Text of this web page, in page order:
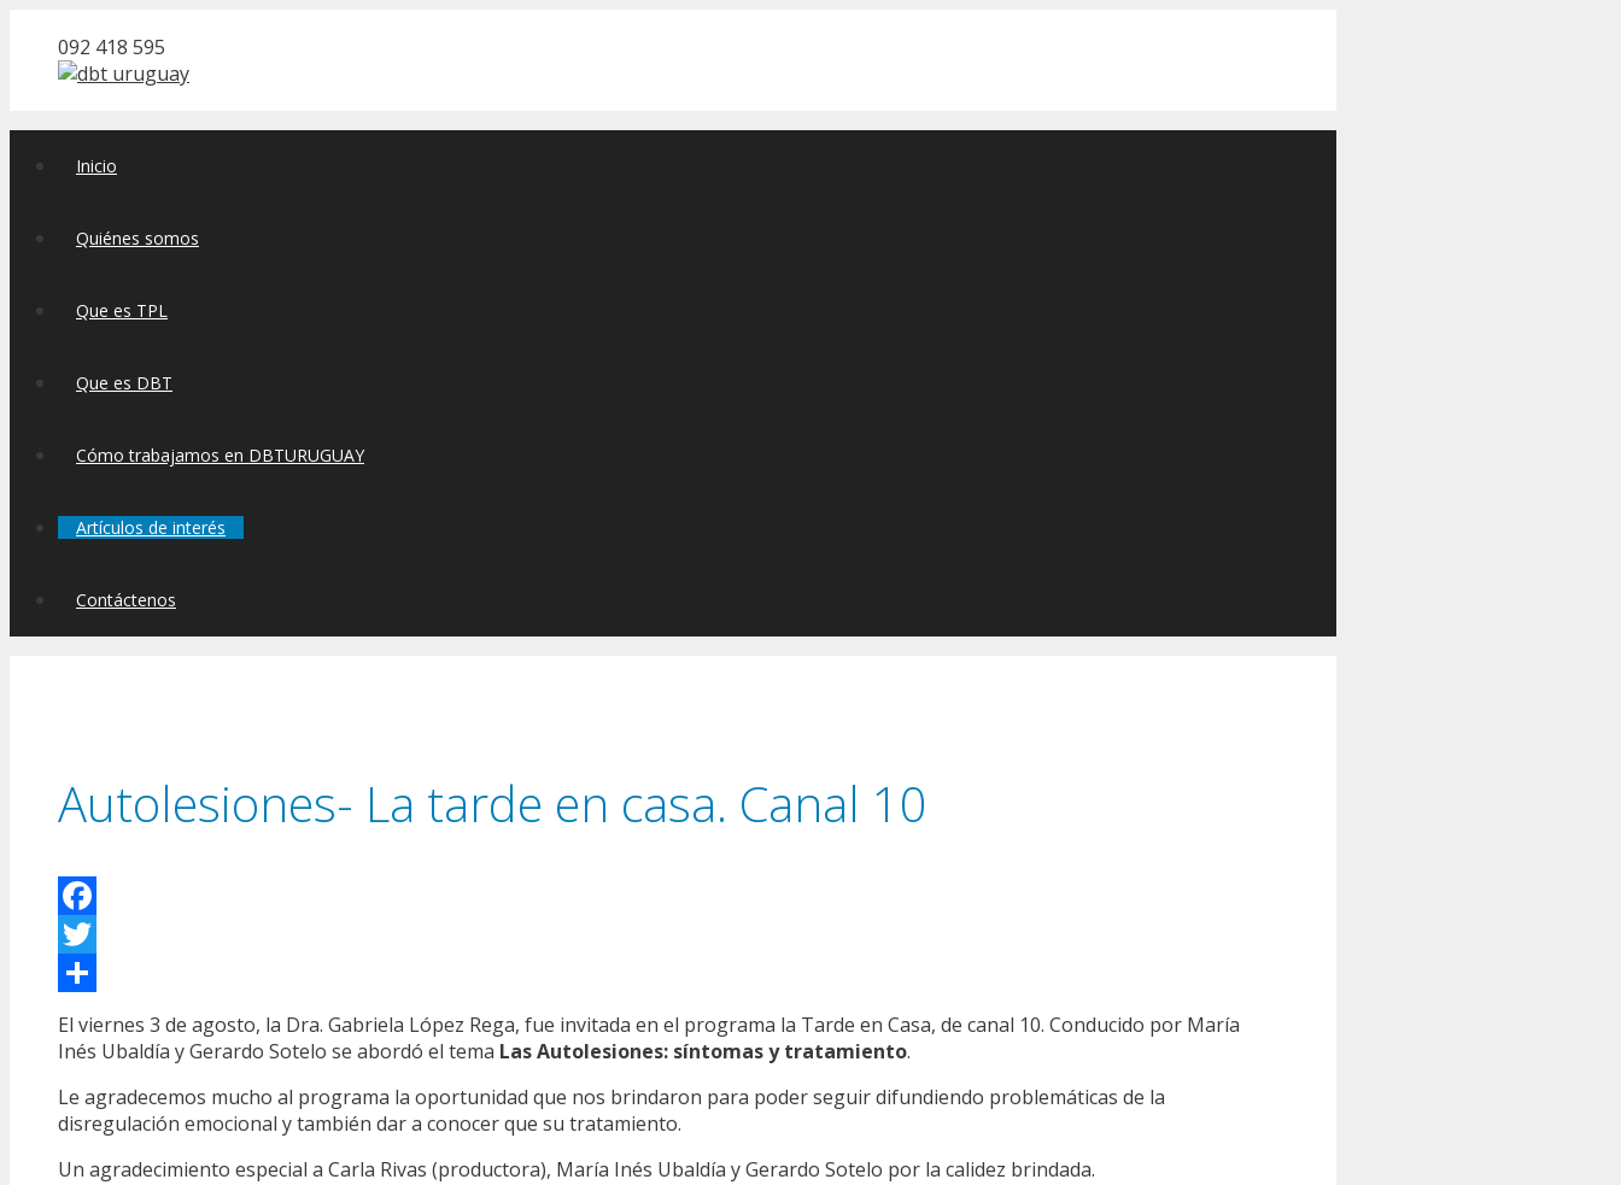
contenido
092 418 595
Inicio
Quiénes somos
Que es TPL
Que es DBT
Cómo trabajamos en DBTURUGUAY
Artículos de interés
Contáctenos
Autolesiones- La tarde en casa. Canal 10
Facebook
Twitter
Compartir
El viernes 3 de agosto, la Dra. Gabriela López Rega, fue invitada en el programa la Tarde en Casa, de canal 10. Conducido por María
Inés Ubaldía y Gerardo Sotelo se abordó el tema Las Autolesiones: síntomas y tratamiento.
Le agradecemos mucho al programa la oportunidad que nos brindaron para poder seguir difundiendo problemáticas de la
disregulación emocional y también dar a conocer que su tratamiento.
Un agradecimiento especial a Carla Rivas (productora), María Inés Ubaldía y Gerardo Sotelo por la calidez brindada.